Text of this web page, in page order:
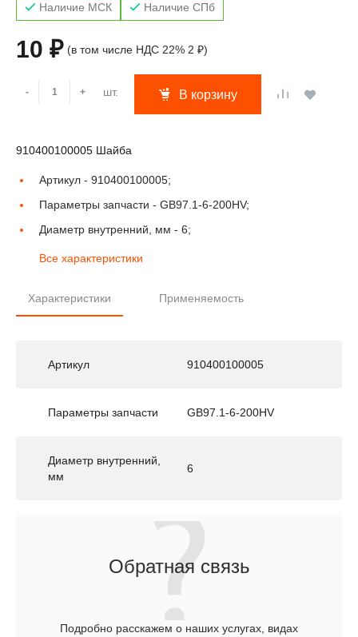
Наличие МСК Наличие СПб
10 ₽ (в том числе НДС 22% 2 ₽)
- + шт. В корзину
910400100005 Шайба
Артикул - 910400100005;
Параметры запчасти - GB97.1-6-200HV;
Диаметр внутренний, мм - 6;
Все характеристики
Характеристики Применяемость
Артикул 910400100005
Параметры запчасти GB97.1-6-200HV
Диаметр внутренний,
мм
6
Обратная связь
Подробно расскажем о наших услугах, видах